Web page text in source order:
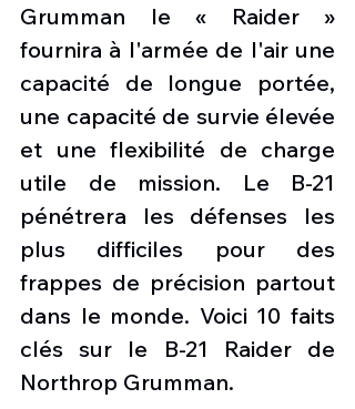
Grumman le « Raider »
fournira à l'armée de l'air une
capacité de longue portée,
une capacité de survie élevée
et une flexibilité de charge
utile de mission. Le B-21
pénétrera les défenses les
plus difficiles pour des
frappes de précision partout
dans le monde. Voici 10 faits
clés sur le B-21 Raider de
Northrop Grumman.